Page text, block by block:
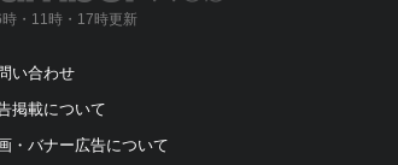
・11時・17時更新
い合わせ
掲載について
・バナー広告について